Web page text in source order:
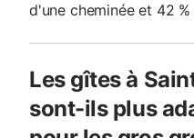
d'une cheminée et 42
Les gîtes à
sont-ils plus